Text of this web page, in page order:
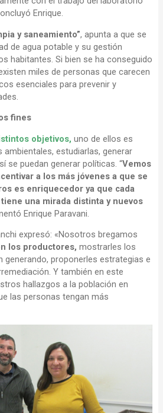
Enrique.
y saneamiento”, apunta a que se
de agua potable y su gestión
habitantes. Si bien se ha conseguido
miles de personas que carecen
esenciales para prevenir y
fines
objetivos, uno de ellos es
estudiarlas, generar
se puedan generar políticas. “Vemos
a los más jóvenes a que se
es enriquecedor ya que cada
una mirada distinta y nuevos
Enrique Paravani.
expresó: «Nosotros bregamos
los productores, mostrarles los
generando, proponerles estrategias e
Y también en este
hallazgos a la población en
las personas tengan más